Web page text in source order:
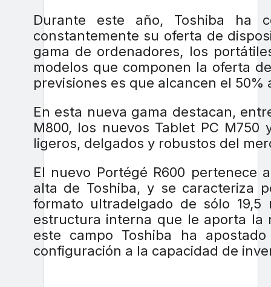
Durante este año, Toshiba ha
constantemente su oferta de
gama de ordenadores, los
modelos que componen la oferta
previsiones es que alcancen el 50%
En esta nueva gama destacan,
M800, los nuevos Tablet PC
ligeros, delgados y robustos del
El nuevo Portégé R600 pertenece
alta de Toshiba, y se caracteriza
formato ultradelgado de sólo
estructura interna que le aporta la
este campo Toshiba ha
configuración a la capacidad de